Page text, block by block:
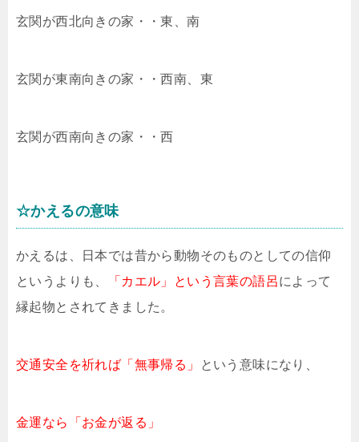
玄関が西北向きの家・・東、南
玄関が東南向きの家・・西南、東
玄関が西南向きの家・・西
☆かえるの意味
かえるは、日本では昔から動物そのものとしての信仰
というよりも、
「カエル」という言葉の語呂によって
縁起物とされてきました。
交通安全を祈れば「無事帰る」 という意味になり、
金運なら「お金が返る」